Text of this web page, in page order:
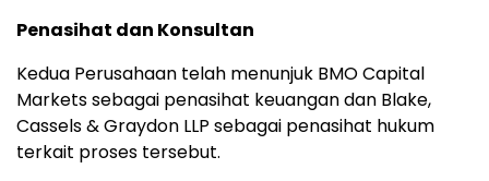
Penasihat dan Konsultan
Kedua Perusahaan telah menunjuk BMO Capital
Markets sebagai penasihat keuangan dan Blake,
Cassels & Graydon LLP sebagai penasihat hukum
terkait proses tersebut.